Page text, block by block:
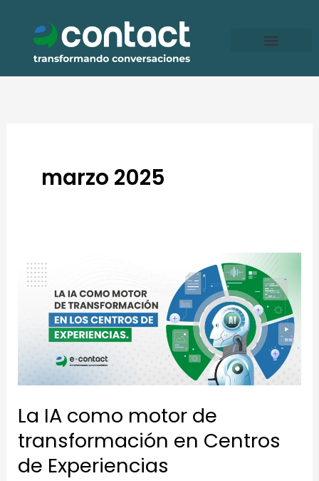
contenido
marzo 2025
La IA como motor de
transformación en Centros
de Experiencias
La
IA
motor
transformación
en
Centros
de
Experiencias